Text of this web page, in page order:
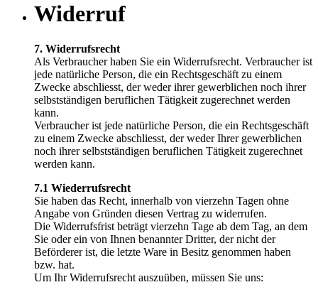
Widerruf
7. Widerrufsrecht
Als Verbraucher haben Sie ein Widerrufsrecht. Verbraucher ist
jede natürliche Person, die ein Rechtsgeschäft zu einem
Zwecke abschliesst, der weder ihrer gewerblichen noch ihrer
selbstständigen beruflichen Tätigkeit zugerechnet werden
kann.
Verbraucher ist jede natürliche Person, die ein Rechtsgeschäft
zu einem Zwecke abschliesst, der weder Ihrer gewerblichen
noch ihrer selbstständigen beruflichen Tätigkeit zugerechnet
werden kann.
7.1 Wiederrufsrecht
Sie haben das Recht, innerhalb von vierzehn Tagen ohne
Angabe von Gründen diesen Vertrag zu widerrufen.
Die Widerrufsfrist beträgt vierzehn Tage ab dem Tag, an dem
Sie oder ein von Ihnen benannter Dritter, der nicht der
Beförderer ist, die letzte Ware in Besitz genommen haben
bzw. hat.
Um Ihr Widerrufsrecht auszuüben, müssen Sie uns: